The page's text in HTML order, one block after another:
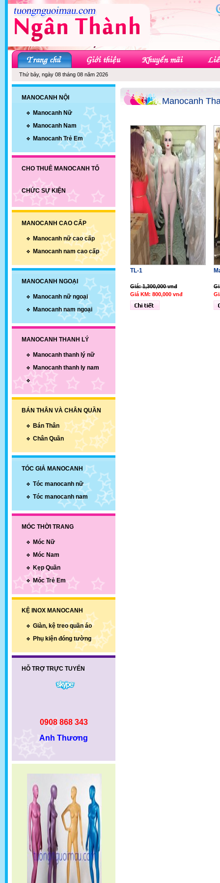
Thứ bảy, ngày 08 tháng 08 năm 2026
MANOCANH NỘI
Manocanh Nữ
Manocanh Nam
Manocanh Trẻ Em
CHO THUÊ MANOCANH TỔ
CHỨC SỰ KIỆN
MANOCANH CAO CẤP
Manocanh nữ cao cấp
Manocanh nam cao cấp
MANOCANH NGOẠI
Manocanh nữ ngoại
Manocanh nam ngoại
MANOCANH THANH LÝ
Manocanh thanh lý nữ
Manocanh thanh ly nam
BÁN THÂN VÀ CHÂN QUẦN
Bán Thân
Chân Quần
TÓC GIẢ MANOCANH
Tóc manocanh nữ
Tóc manocanh nam
MÓC THỜI TRANG
Móc Nữ
Móc Nam
Kẹp Quần
Móc Trẻ Em
KỆ INOX MANOCANH
Giàn, kệ treo quần áo
Phụ kiện đóng tường
HỖ TRỢ TRỰC TUYẾN
0908 868 343
Anh Thương
Manocanh
TL-1
Giá: 1,300,000 vnđ
Giá KM: 800,000 vnđ